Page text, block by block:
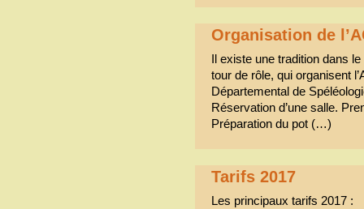
Organisation de
Il existe une tradition dans
tour de rôle, qui organisent
Départemental de
Réservation d’une salle.
Préparation du pot (…)
Tarifs 2017
Les principaux tarifs 2017 :